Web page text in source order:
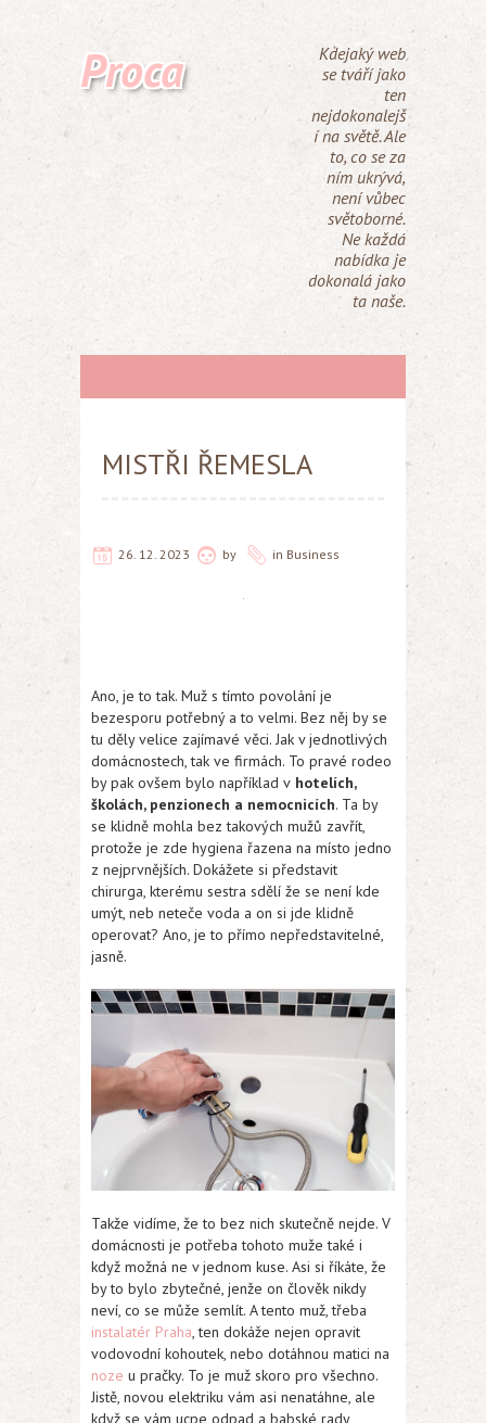
Proca
Kdejaký web
se tváří jako
ten
nejdokonalejš
í na světě. Ale
to, co se za
ním ukrývá,
není vůbec
světoborné.
Ne každá
nabídka je
dokonalá jako
ta naše.
MISTŘI ŘEMESLA
26. 12. 2023 by in Business
Ano, je to tak. Muž s tímto povolání je
bezesporu potřebný a to velmi. Bez něj by se
tu děly velice zajímavé věci. Jak v jednotlivých
domácnostech, tak ve firmách. To pravé rodeo
by pak ovšem bylo například v hotelích,
školách, penzionech a nemocnicích. Ta by
se klidně mohla bez takových mužů zavřít,
protože je zde hygiena řazena na místo jedno
z nejprvnějších. Dokážete si představit
chirurga, kterému sestra sdělí že se není kde
umýt, neb neteče voda a on si jde klidně
operovat? Ano, je to přímo nepředstavitelné,
jasně.
Takže vidíme, že to bez nich skutečně nejde. V
domácnosti je potřeba tohoto muže také i
když možná ne v jednom kuse. Asi si říkáte, že
by to bylo zbytečné, jenže on člověk nikdy
neví, co se může semlít. A tento muž, třeba
instalatér Praha , ten dokáže nejen opravit
vodovodní kohoutek, nebo dotáhnou matici na
noze u pračky. To je muž skoro pro všechno.
Jistě, novou elektriku vám asi nenatáhne, ale
když se vám ucpe odpad a babské rady